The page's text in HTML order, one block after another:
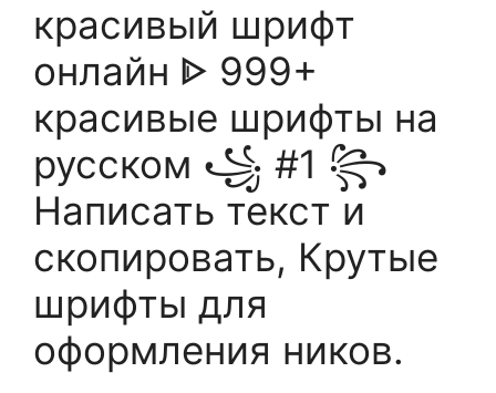
красивый шрифт
онлайн ᐈ 999+
красивые шрифты на
русском ꧁ #1 ꧂
Написать текст и
скопировать, Крутые
шрифты для
оформления ников.